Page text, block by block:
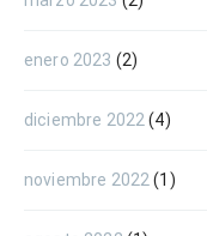
enero 2023 (2)
diciembre 2022 (4)
noviembre 2022 (1)